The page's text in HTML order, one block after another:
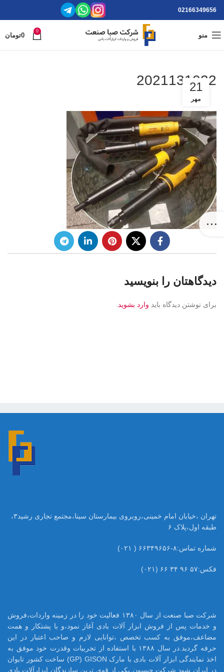
02166349656
منو
0
0تومان
2021131022
21
مهر
دیدگاهتان را بنویسید
برای نوشتن دیدگاه باید وارد بشوید
تهران ،خیابان امام خمینی،روبروی بیمارستان سینا،مجتمع تجاری رشید۳،
طبقه اول،پلاک ۶
شماره تماس:۸-۶۶۳۴۹۶۵۶ ( ۰۲۱)
فکس:۵۷ ۹۶ ۳۴ ۶۶ (۰۲۱)
شرکت صبا صنعت از سال ۱۳۸۰ فعالیت خود را در زمینه واردات،فروش
و خدمات پس از فروش ابزار آلات بادی آغاز نمود،و با پشتکار و همت
مضاعف،موفق به کسب تخصص ،توانایی لازم و صاحب اعتبار در این
حرفه گردید.در سال ۱۳۸۸ با استفاده از تجربیات وقدرت خود موفق به
اخذ نمایندگی ابزار آلات بادی با مارک GP) GISON) ساخت کشور تایوان
در ایران شود.شرکت جیسون یکی از قوی ترین سازندگان ابزارآلات بادی